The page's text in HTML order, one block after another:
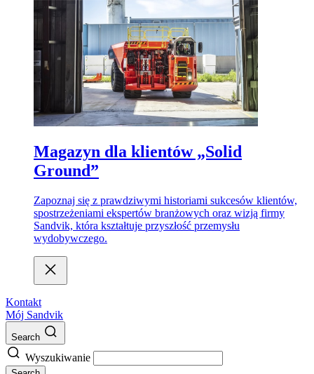
Magazyn dla klientów „Solid
Ground”
Zapoznaj się z prawdziwymi historiami sukcesów klientów,
spostrzeżeniami ekspertów branżowych oraz wizją firmy
Sandvik, która kształtuje przyszłość przemysłu
wydobywczego.
Kontakt
Mój Sandvik
Search
Wyszukiwanie